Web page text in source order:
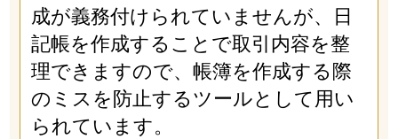
成が義務付けられていませんが、日
記帳を作成することで取引内容を整
理できますので、帳簿を作成する際
のミスを防止するツールとして用い
られています。